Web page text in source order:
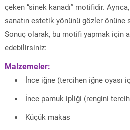
çeken “sinek kanadı” motifidir.
sanatın estetik yönünü gözler önüne
Sonuç olarak, bu motifi yapmak için
edebilirsiniz:
Malzemeler:
İnce iğne (tercihen iğne oyası
İnce pamuk ipliği (rengini
Küçük makas